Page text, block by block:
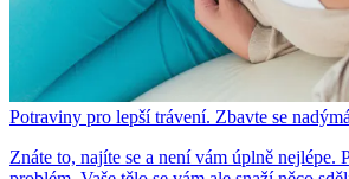
Potraviny pro lepší trávení. Zbavte se
Znáte to, najíte se a není vám úplně nejlépe.